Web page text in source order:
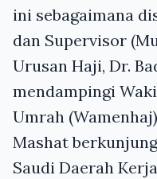
ini sebagaimana
dan Supervisor
Urusan Haji, Dr.
mendampingi
Umrah
Mashat
Saudi Daerah